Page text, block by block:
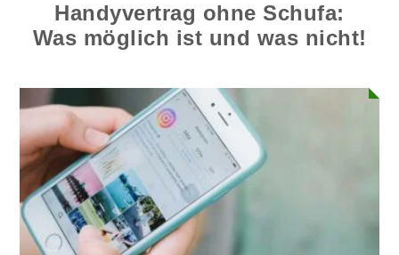
Handyvertrag ohne Schufa: